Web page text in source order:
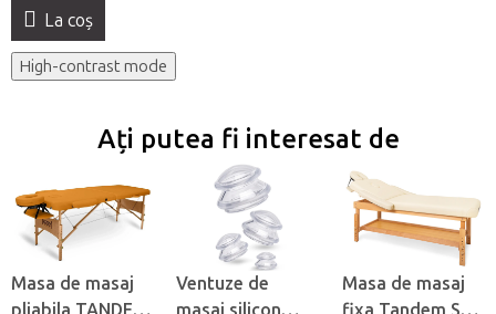
La coş
High-contrast mode
Ați putea fi interesat de
Masa de masaj
pliabila TANDEM
Ventuze de
masaj silicon
Masa de masaj
fixa Tandem Spa